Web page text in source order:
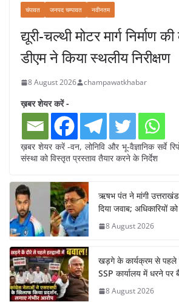
चंपावत जनपद चम्पावत नवीनतम
द्यूरी-चल्थी मोटर मार्ग निर्माण
डीएम ने किया स्थलीय निरीक्षण
8 August 2026 champawatkhabar
ख़बर शेयर करें -
ख़बर शेयर करें -वन, लोनिवि और भू-वैज्ञानिक सर्वे
संस्था को विस्तृत प्रस्ताव तैयार करने के निर्देश
ऋषभ पंत ने मांगी
दिया जवाब; अधिकारियों
8 August 2026
खड़गे के कार्यक्रम से पहले
SSP कार्यालय में धरने पर
8 August 2026